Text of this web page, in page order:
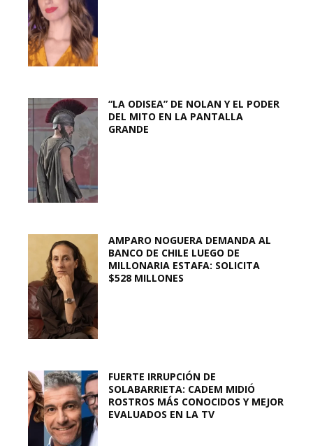
“LA ODISEA” DE NOLAN Y EL PODER
DEL MITO EN LA PANTALLA
GRANDE
AMPARO NOGUERA DEMANDA AL
BANCO DE CHILE LUEGO DE
MILLONARIA ESTAFA: SOLICITA
$528 MILLONES
FUERTE IRRUPCIÓN DE
SOLABARRIETA: CADEM MIDIÓ
ROSTROS MÁS CONOCIDOS Y MEJOR
EVALUADOS EN LA TV